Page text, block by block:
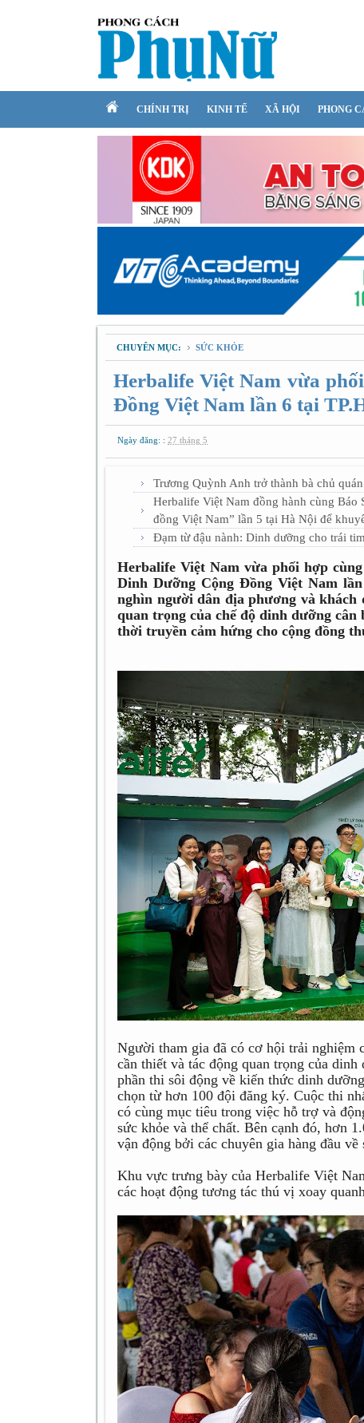
CHÍNH TRỊ KINH TẾ XÃ HỘI PHONG
CHUYÊN MỤC: SỨC KHỎE
Herbalife Việt Nam vừa
Đồng Việt Nam lần 6 tại
Ngày đăng: : 27 tháng 5
Trương Quỳnh Anh trở thành bà chủ
Herbalife Việt Nam đồng hành cùng
đồng Việt Nam” lần 5 tại Hà Nội để
Đạm từ đậu nành: Dinh dưỡng cho trái
Herbalife Việt Nam vừa phối hợp
Dinh Dưỡng Cộng Đồng Việt Nam
nghìn người dân địa phương và khách
quan trọng của chế độ dinh dưỡng
thời truyền cảm hứng cho cộng đồng
Người tham gia đã có cơ hội trải nghiệm
cần thiết và tác động quan trọng của
phần thi sôi động về kiến thức dinh
chọn từ hơn 100 đội đăng ký. Cuộc thi
có cùng mục tiêu trong việc hỗ trợ và
sức khỏe và thể chất. Bên cạnh đó, hơn
vận động bởi các chuyên gia hàng đầu
Khu vực trưng bày của Herbalife Việt
các hoạt động tương tác thú vị xoay